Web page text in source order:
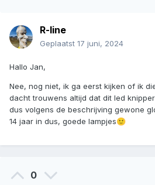
R-line
Geplaatst 17 juni, 2024
Hallo Jan,
Nee, nog niet, ik ga eerst kijken of ik
dacht trouwens altijd dat dit led
dus volgens de beschrijving gewone
14 jaar in dus, goede lampjes🙂
0